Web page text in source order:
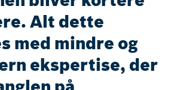
Alt dette
med mindre og
ekspertise, der